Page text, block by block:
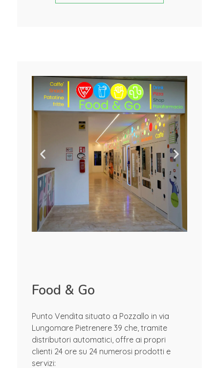
Food & Go
Punto Vendita situato a Pozzallo in via
Lungomare Pietrenere 39 che, tramite
distributori automatici, offre ai propri
clienti 24 ore su 24 numerosi prodotti e
servizi: